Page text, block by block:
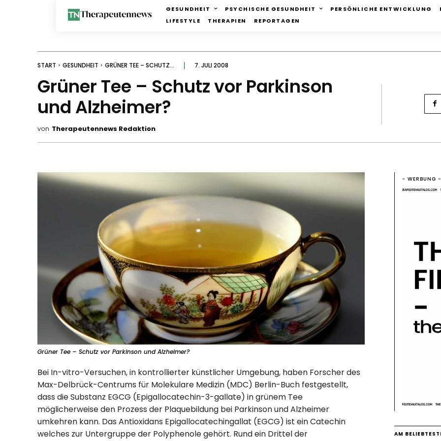
GESUNDHEIT PSYCHISCHE GESUNDHEIT PERSÖNLICHE ENTWICKLUNG
LIFESTYLE
THERAPIEN REPORTAGEN
START GESUNDHEIT GRÜNER TEE – SCHUTZ... 7. JULI 2008
Grüner Tee – Schutz vor Parkinson
und Alzheimer?
von Therapeutennews Redaktion
Grüner Tee – Schutz vor Parkinson und Alzheimer?
Bei In-vitro-Versuchen, in kontrollierter künstlicher Umgebung, haben Forscher des
Max-Delbrück-Centrums für Molekulare Medizin (MDC) Berlin-Buch festgestellt,
dass die Substanz EGCG (Epigallocatechin-3-gallate) in grünem Tee
möglicherweise den Prozess der Plaquebildung bei Parkinson und Alzheimer
umkehren kann. Das Antioxidans Epigallocatechingallat (EGCG) ist ein Catechin
welches zur Untergruppe der Polyphenole gehört. Rund ein Drittel der
- WERBUNG
AM